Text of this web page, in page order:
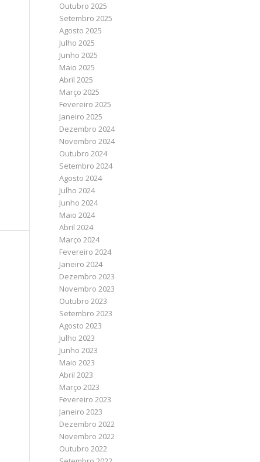
Outubro 2025
Setembro 2025
Agosto 2025
Julho 2025
Junho 2025
Maio 2025
Abril 2025
Março 2025
Fevereiro 2025
Janeiro 2025
Dezembro 2024
Novembro 2024
Outubro 2024
Setembro 2024
Agosto 2024
Julho 2024
Junho 2024
Maio 2024
Abril 2024
Março 2024
Fevereiro 2024
Janeiro 2024
Dezembro 2023
Novembro 2023
Outubro 2023
Setembro 2023
Agosto 2023
Julho 2023
Junho 2023
Maio 2023
Abril 2023
Março 2023
Fevereiro 2023
Janeiro 2023
Dezembro 2022
Novembro 2022
Outubro 2022